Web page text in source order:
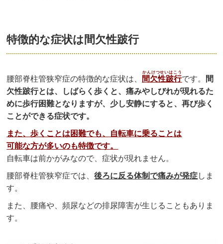
特徴的な症状は間欠性跛行
腰部脊柱管狭窄症の特徴的な症状は、 間欠性跛行
かんけつせいはこう
です。 間
欠性跛行とは、しばらく歩くと、痛みやしびれが現れるた
めに歩行困難となりますが、少し安静にすると、再び歩く
ことができる症状です。
また、歩くことは困難でも、自転車に乗ることは
可能な方が多いのも特徴です。
自転車は前かがみなので、症状が現れません。
腰部脊柱管狭窄症では、後ろに反る体制で痛みが発症しま
す。
また、腰痛や、頻尿などの排尿障害が生じることもありま
す。